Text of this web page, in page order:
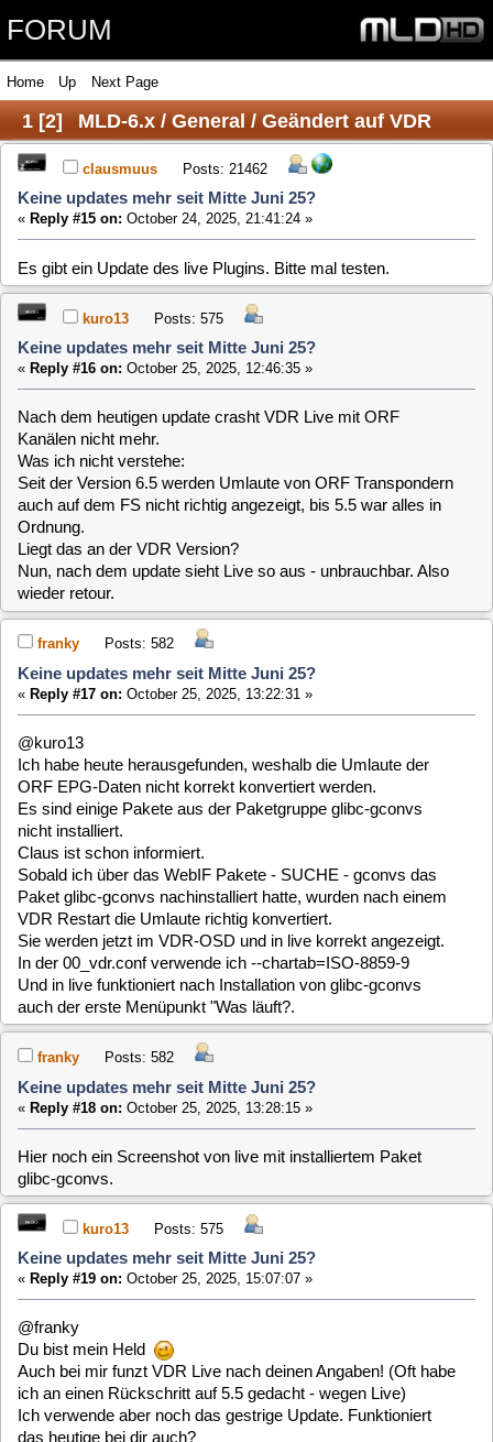
FORUM
1[2] MLD-6.x / General / Geändert auf VDR
plugin liveclausmuus Posts: 21462
Keine updates mehr seit Mitte Juni 25?
Es gibt ein Update des live Plugins. Bitte mal testen.
kuro13 Posts: 575
Keine updates mehr seit Mitte Juni 25?
«Reply #16 on: October 25, 2025, 12:46:35 »
Nach dem heutigen update crasht VDR Live mit ORF
Kanälen nicht mehr.
auch auf dem FS nicht richtig angezeigt, bis 5.5 war alles in
Ordnung.
Liegt das an der VDR Version?
Nun, nach dem update sieht Live so aus - unbrauchbar. Also
franky
Keine updates mehr seit Mitte Juni 25?
«Reply #17 on:October 25, 2025, 13:22:31 »
@kuro13
Ich habe heute herausgefunden, weshalb die Umlaute der
ORF EPG-Daten nicht korrekt konvertiert werden.
Es sind einige Pakete aus der Paketgruppe glibc-gconvs
nicht installiert.
Paket glibc-gconvs nachinstalliert hatte, wurden nach einem
VDR Restart die Umlaute richtig konvertiert.
Sie werden jetzt im VDR-OSD und in live korrekt angezeigt.
In der 00_vdr.conf verwende ich --chartab=ISO-8859-9
Und in live funktioniert nach Installation von glibc-gconvs
auch der erste Menüpunkt "Was läuft?.
franky Posts: 582
Keine updates mehr seit Mitte Juni 25?
«Reply #18 on:October 25, 2025, 13:28:15 »
Hier noch ein Screenshot von live mit installiertem Paket
glibc-gconvs.
kuro13 Posts: 575
Keine updates mehr seit Mitte Juni 25?
«Reply #19 on: October 25, 2025, 15:07:07 »
@franky
ich an einen Rückschritt auf 5.5 gedacht - wegen Live)
Ich verwende aber noch das gestrige Update. Funktioniert
das heutige bei dir auch?
Nachtrag: Bei meinen beiden Installationen funktioniert es
erst nach einem reboot. (Systemdatei?)
franky Posts: 582
Keine updates mehr seit Mitte Juni 25?
«Reply #20 on:
@kuro13
Ja bei mir funktionieren die Umlaute auch nach dem heutigen
Update.
Die nicht installierte glibc-gconvs war wohl schuld daran,
dass die Umlaute nicht korrekt importiert werden.